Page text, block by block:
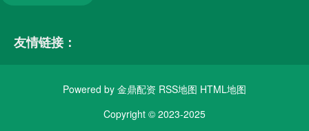
友情链接：
Powered by 金鼎配资 RSS地图 HTML地图
Copyright © 2023-2025